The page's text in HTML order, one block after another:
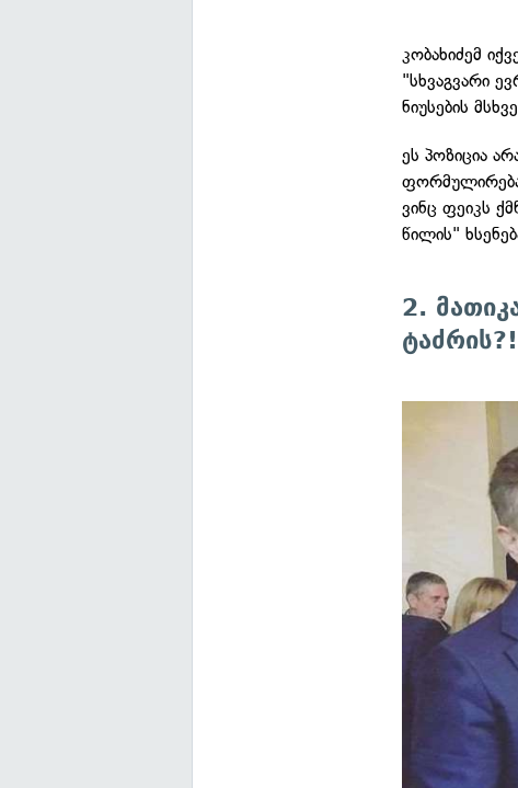
კობახიძემ
"სხვაგვარი
ნიუსების
ეს პოზიცია
ფორმულირება
ვინც ფეიკს
წილის"
2.
ტაძრის?!